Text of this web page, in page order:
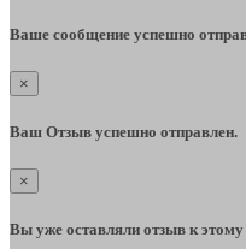
Ваше сообщение успешно
×
Ваш Отзыв успешно отправлен.
×
Вы уже оставляли отзыв к этому